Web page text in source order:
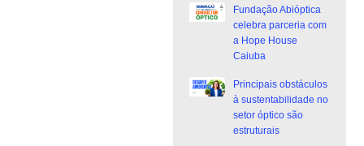
Fundação Abióptica
celebra parceria com
a Hope House
Caiuba
Principais obstáculos
à sustentabilidade no
setor óptico são
estruturais